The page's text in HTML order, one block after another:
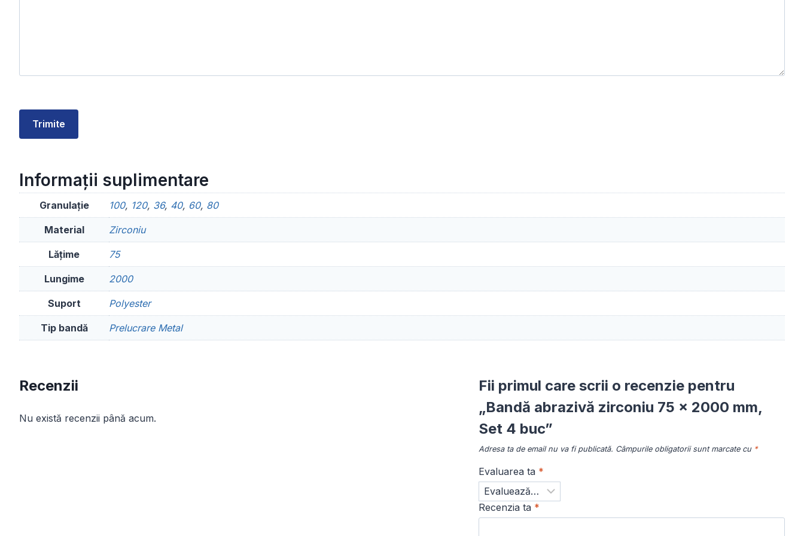
Trimite
Informații suplimentare
Granulație 100, 120, 36, 40, 60, 80
Material Zirconiu
Lățime 75
Lungime 2000
Suport Polyester
Tip bandă Prelucrare Metal
Recenzii
Nu există recenzii până acum.
Fii primul care scrii o recenzie pentru
„Bandă abrazivă zirconiu 75 x 2000 mm,
Set 4 buc”
Adresa ta de email nu va fi publicată. Câmpurile obligatorii sunt marcate cu *
Evaluarea ta *
Recenzia ta *